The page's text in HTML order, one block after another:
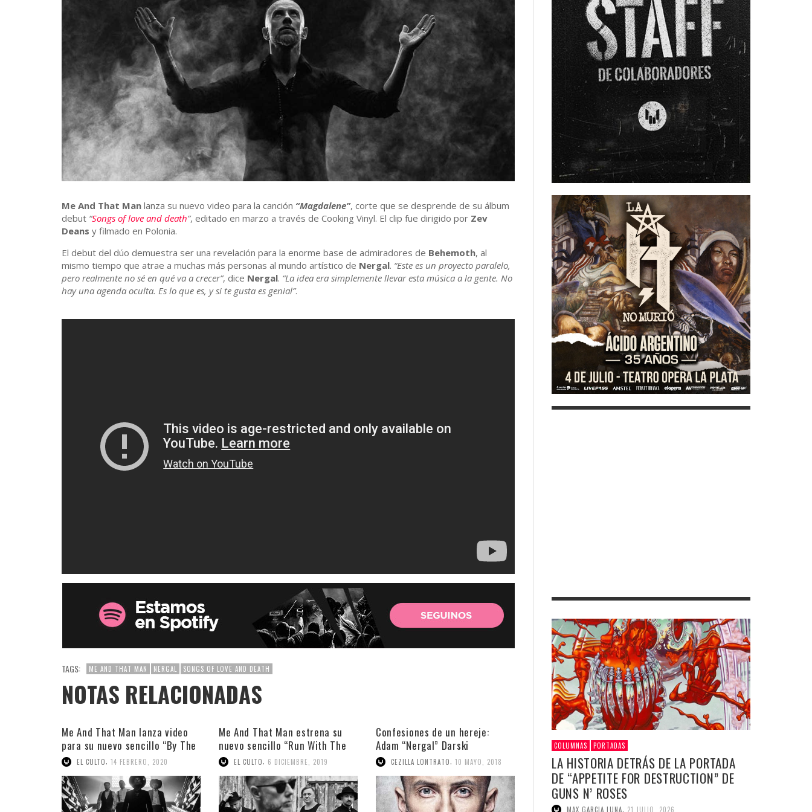
Me And That Man lanza su nuevo video para la canción “Magdalene”, corte que se desprende de su álbum
debut “Songs of love and death”, editado en marzo a través de Cooking Vinyl. El clip fue dirigido por Zev
Deans y filmado en Polonia.
El debut del dúo demuestra ser una revelación para la enorme base de admiradores de Behemoth, al
mismo tiempo que atrae a muchas más personas al mundo artístico de Nergal. “Este es un proyecto paralelo,
pero realmente no sé en qué va a crecer”, dice Nergal. “La idea era simplemente llevar esta música a la gente. No
hay una agenda oculta. Es lo que es, y si te gusta es genial”.
TAGS: ME AND THAT MAN NERGAL SONGS OF LOVE AND DEATH
NOTAS RELACIONADAS
Me And That Man lanza video
para su nuevo sencillo “By The
River”EL CULTO 14 FEBRERO, 2020
Me And That Man estrena su
nuevo sencillo “Run With The
Devil”EL CULTO 6 DICIEMBRE, 2019
Confesiones de un hereje:
Adam “Nergal” Darski
CEZILLA LONTRATO 10 MAYO, 2018
COLUMNAS PORTADAS
LA HISTORIA DETRÁS DE LA PORTADA
DE “APPETITE FOR DESTRUCTION” DE
GUNS N’ ROSES
MAX GARCIA LUNA, 21 JULIO, 2026